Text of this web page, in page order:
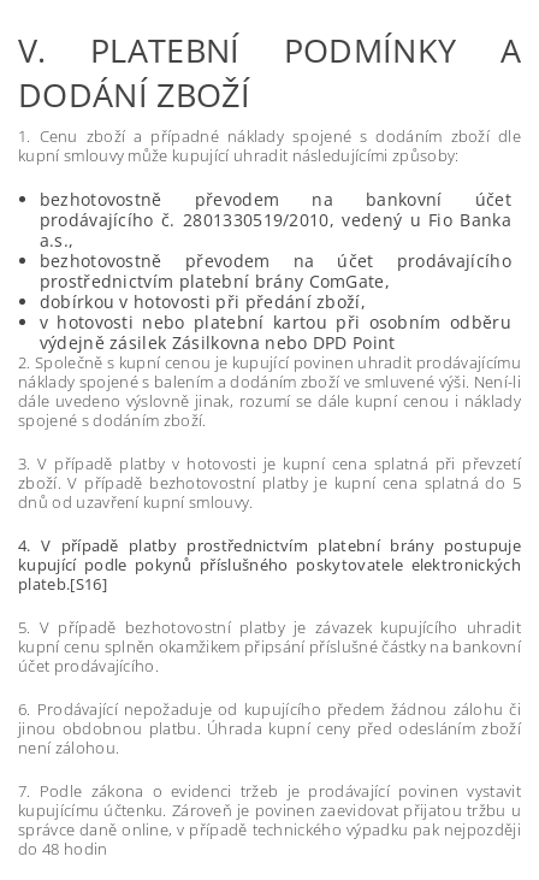
V. PLATEBNÍ PODMÍNKY A
DODÁNÍ ZBOŽÍ
1. Cenu zboží a případné náklady spojené s dodáním zboží dle
kupní smlouvy může kupující uhradit následujícími způsoby:
bezhotovostně převodem na bankovní účet
prodávajícího č. 2801330519/2010, vedený u Fio Banka
a.s.,
bezhotovostně převodem na účet prodávajícího
prostřednictvím platební brány ComGate,
dobírkou v hotovosti při předání zboží,
v hotovosti nebo platební kartou při osobním odběru
výdejně zásilek Zásilkovna nebo DPD Point
2. Společně s kupní cenou je kupující povinen uhradit prodávajícímu
náklady spojené s balením a dodáním zboží ve smluvené výši. Není-li
dále uvedeno výslovně jinak, rozumí se dále kupní cenou i náklady
spojené s dodáním zboží.
3. V případě platby v hotovosti je kupní cena splatná při převzetí
zboží. V případě bezhotovostní platby je kupní cena splatná do 5
dnů od uzavření kupní smlouvy.
4. V případě platby prostřednictvím platební brány postupuje
kupující podle pokynů příslušného poskytovatele elektronických
plateb.[S16]
5. V případě bezhotovostní platby je závazek kupujícího uhradit
kupní cenu splněn okamžikem připsání příslušné částky na bankovní
účet prodávajícího.
6. Prodávající nepožaduje od kupujícího předem žádnou zálohu či
jinou obdobnou platbu. Úhrada kupní ceny před odesláním zboží
není zálohou.
7. Podle zákona o evidenci tržeb je prodávající povinen vystavit
kupujícímu účtenku. Zároveň je povinen zaevidovat přijatou tržbu u
správce daně online, v případě technického výpadku pak nejpozději
do 48 hodin